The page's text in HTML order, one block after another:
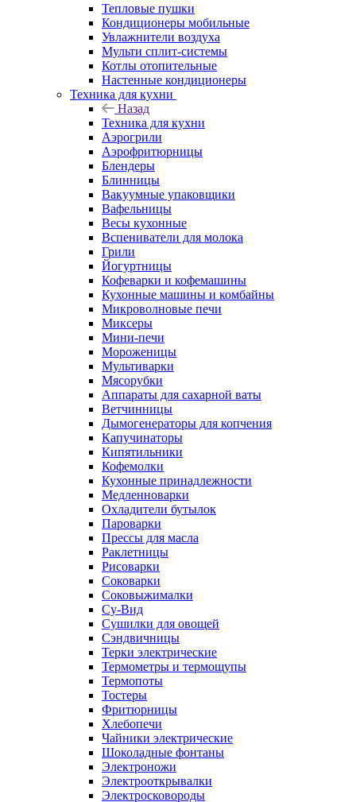
Тепловые пушки
Кондиционеры мобильные
Увлажнители воздуха
Мульти сплит-системы
Котлы отопительные
Настенные кондиционеры
Техника для кухни
Назад
Техника для кухни
Аэрогрили
Аэрофритюрницы
Блендеры
Блинницы
Вакуумные упаковщики
Вафельницы
Весы кухонные
Вспениватели для молока
Грили
Йогуртницы
Кофеварки и кофемашины
Кухонные машины и комбайны
Микроволновые печи
Миксеры
Мини-печи
Мороженицы
Мультиварки
Мясорубки
Аппараты для сахарной ваты
Ветчинницы
Дымогенераторы для копчения
Капучинаторы
Кипятильники
Кофемолки
Кухонные принадлежности
Медленноварки
Охладители бутылок
Пароварки
Прессы для масла
Раклетницы
Рисоварки
Соковарки
Соковыжималки
Су-Вид
Сушилки для овощей
Сэндвичницы
Терки электрические
Термометры и термощупы
Термопоты
Тостеры
Фритюрницы
Хлебопечи
Чайники электрические
Шоколадные фонтаны
Электроножи
Электрооткрывалки
Электросковороды